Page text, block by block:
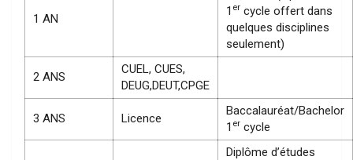
1 AN
1 er cycle offert dans
quelques disciplines
seulement)
2 ANS
CUEL, CUES,
DEUG,DEUT,CPGE
3 ANS Licence
Baccalauréat/Bachelor
1 er cycle
Diplôme d’études